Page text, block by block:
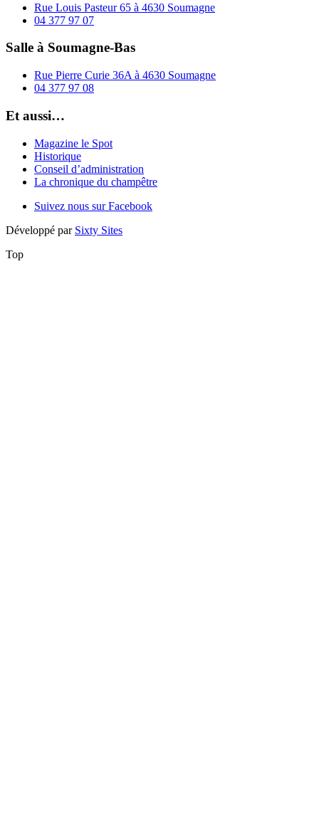
Rue Louis Pasteur 65 à 4630 Soumagne
04 377 97 07
Salle à Soumagne-Bas
Rue Pierre Curie 36A à 4630 Soumagne
04 377 97 08
Et aussi…
Magazine le Spot
Historique
Conseil d’administration
La chronique du champêtre
Suivez nous sur Facebook
Développé par Sixty Sites
Top